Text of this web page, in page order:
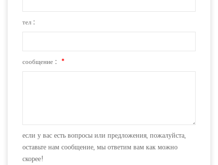
тел :
сообщение : *
если у вас есть вопросы или предложения, пожалуйста,
оставьте нам сообщение, мы ответим вам как можно
скорее!